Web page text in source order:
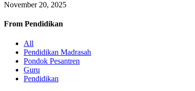
November 20, 2025
From Pendidikan
All
Pendidikan Madrasah
Pondok Pesantren
Guru
Pendidikan